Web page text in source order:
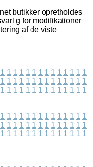
butikker opretholdes
for modifikationer
af de viste
1 1 1 1 1 1 1 1 1 1 1 1 1 1
1 1 1 1 1 1 1 1 1 1 1 1 1 1
1 1 1 1 1 1 1 1 1 1 1 1 1 1
1 1 1 1 1 1 1 1 1 1 1 1 1 1
1 1 1 1 1 1 1 1 1 1 1 1 1 1
1 1 1 1 1 1 1 1 1 1 1 1 1 1